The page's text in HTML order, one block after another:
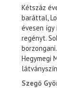
Kétszáz
baráttal,
évesen így
regényt.
Hegymegi
Szegő